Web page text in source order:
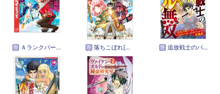
巻 Ａランクパーティを離脱した俺は、元教え子たちと迷宮深部を目指す。 巻 落ちこぼれ[☆1]魔法使いは、今日も無意識にチートを使う 巻追放戦士のバール無双”SIMPLE殴打2000”～狂化スキルで成り上がるバールのバールによるバールのための英雄譚～